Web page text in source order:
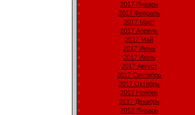
2017 Январь
2017 Февраль
2017 Март
2017 Апрель
2017 Май
2017 Июнь
2017 Июль
2017 Август
2017 Сентябрь
2017 Октябрь
2017 Ноябрь
2017 Декабрь
2018 Январь